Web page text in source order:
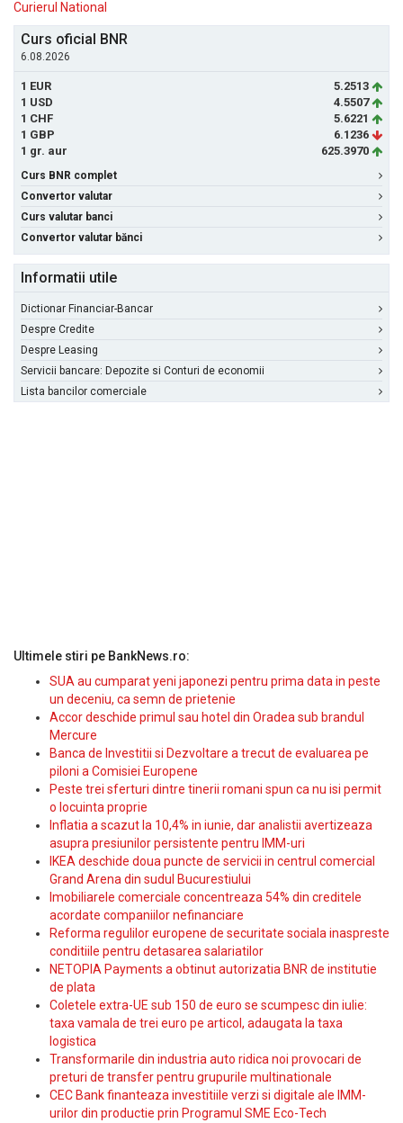
Curierul National
Curs oficial BNR
6.08.2026
1 EUR
5.2513
1 USD
4.5507
1 CHF
5.6221
1 GBP
6.1236
1 gr. aur
625.3970
Curs BNR complet
Convertor valutar
Curs valutar banci
Convertor valutar bănci
Informatii utile
Dictionar Financiar-Bancar
Despre Credite
Despre Leasing
Servicii bancare: Depozite si Conturi de economii
Lista bancilor comerciale
Ultimele stiri pe BankNews.ro:
SUA au cumparat yeni japonezi pentru prima data in peste
un deceniu, ca semn de prietenie
Accor deschide primul sau hotel din Oradea sub brandul
Mercure
Banca de Investitii si Dezvoltare a trecut de evaluarea pe
piloni a Comisiei Europene
Peste trei sferturi dintre tinerii romani spun ca nu isi permit
o locuinta proprie
Inflatia a scazut la 10,4% in iunie, dar analistii avertizeaza
asupra presiunilor persistente pentru IMM-uri
IKEA deschide doua puncte de servicii in centrul comercial
Grand Arena din sudul Bucurestiului
Imobiliarele comerciale concentreaza 54% din creditele
acordate companiilor nefinanciare
Reforma regulilor europene de securitate sociala inaspreste
conditiile pentru detasarea salariatilor
NETOPIA Payments a obtinut autorizatia BNR de institutie
de plata
Coletele extra-UE sub 150 de euro se scumpesc din iulie:
taxa vamala de trei euro pe articol, adaugata la taxa
logistica
Transformarile din industria auto ridica noi provocari de
preturi de transfer pentru grupurile multinationale
CEC Bank finanteaza investitiile verzi si digitale ale IMM-
urilor din productie prin Programul SME Eco-Tech